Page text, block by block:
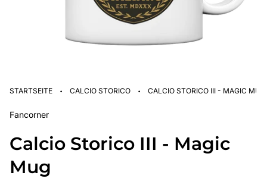
STARTSEITE · CALCIO STORICO · CALCIO STORICO III - MAGIC MUG
Fancorner
Calcio Storico III - Magic
Mug